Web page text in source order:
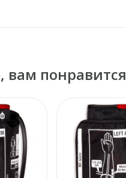
вам понравится